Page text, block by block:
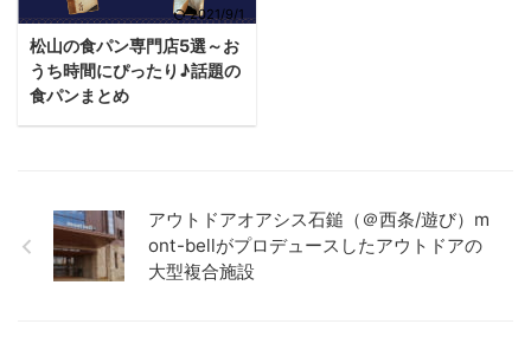
2021/9/1
松山の食パン専門店5選～お
うち時間にぴったり♪話題の
食パンまとめ
アウトドアオアシス石鎚（＠西条/遊び）m
ont-bellがプロデュースしたアウトドアの
大型複合施設